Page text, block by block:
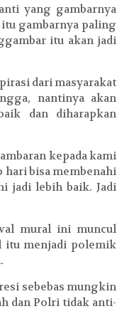
yang gambarnya
gambarnya paling
itu akan jadi
dari masyarakat
nantinya akan
dan diharapkan
kepada kami
hari bisa membenahi
jadi lebih baik. Jadi
mural ini muncul
itu menjadi polemik
sebebas mungkin
dan Polri tidak anti-